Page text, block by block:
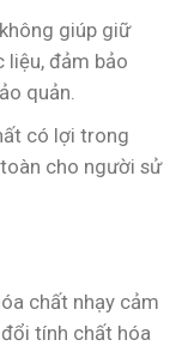
giúp giữ
đảm bảo
quản.
có lợi trong
cho người sử
chất nhạy cảm
tính chất hóa